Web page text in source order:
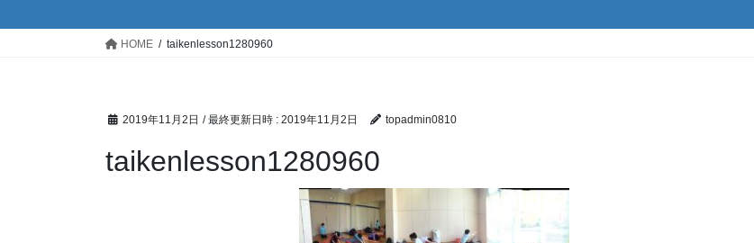
HOME taikenlesson1280960
2019年11月2日 / 最終更新日時 : 2019年11月2日 topadmin0810
taikenlesson1280960